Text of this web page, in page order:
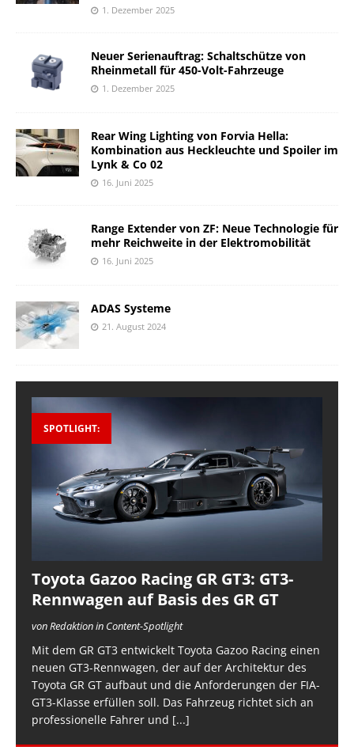
1. Dezember 2025
Neuer Serienauftrag: Schaltschütze von
Rheinmetall für 450-Volt-Fahrzeuge
1. Dezember 2025
Rear Wing Lighting von Forvia Hella:
Kombination aus Heckleuchte und Spoiler im
Lynk & Co 02
16. Juni 2025
Range Extender von ZF: Neue Technologie für
mehr Reichweite in der Elektromobilität
16. Juni 2025
ADAS Systeme
21. August 2024
SPOTLIGHT:
Toyota Gazoo Racing GR GT3: GT3-
Rennwagen auf Basis des GR GT
von Redaktion in Content-Spotlight
Mit dem GR GT3 entwickelt Toyota Gazoo Racing einen
neuen GT3-Rennwagen, der auf der Architektur des
Toyota GR GT aufbaut und die Anforderungen der FIA-
GT3-Klasse erfüllen soll. Das Fahrzeug richtet sich an
professionelle Fahrer und [...]